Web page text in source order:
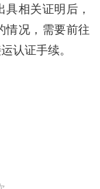
相关证明后，
情况，需要前往
认证手续。